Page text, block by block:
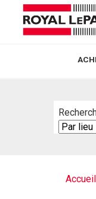
Search
By
Accueil